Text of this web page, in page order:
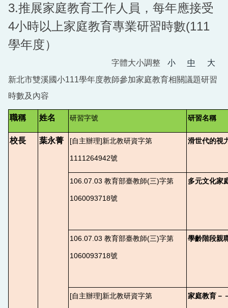
111學年度家庭教育成果
110學年度家庭教育成果
108學年度之前家庭教育成果
109學年度家庭教育成果
3.推展家庭教育工作人員，每年應接受
4小時以上家庭教育專業研習時數(111
學年度）
字體大小調整 小 中
大
新北市雙溪國小111學年度教師參加家庭教育相關議題研習
時數及內容
職稱 姓名 研習字號 研習名稱
校長 葉永菁 [自主辦理]新北教研資字第
1111264942號
滑世代的視
106.07.03 教育部臺教師(三)字第
1060093718號
多元文化家
106.07.03 教育部臺教師(三)字第
1060093718號
學齡階段親
[自主辦理]新北教研資字第 家庭教育－